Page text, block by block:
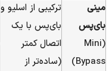
مینی
بای‌پس
(Mini
Bypass)
ترکیبی از اسلیو و
بای‌پس با یک
اتصال کمتر
(ساده‌تر از